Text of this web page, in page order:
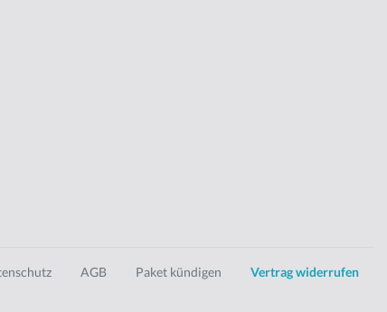
AGB Paket kündigen Vertrag widerrufen